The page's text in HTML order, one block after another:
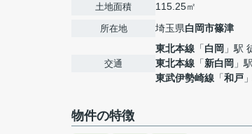
土地面積 115.25㎡
所在地 埼玉県白岡市篠津
交通
東北本線 「白岡 」駅
東北本線 「新白岡 」
東武伊勢崎線 「和戸
物件の特徴